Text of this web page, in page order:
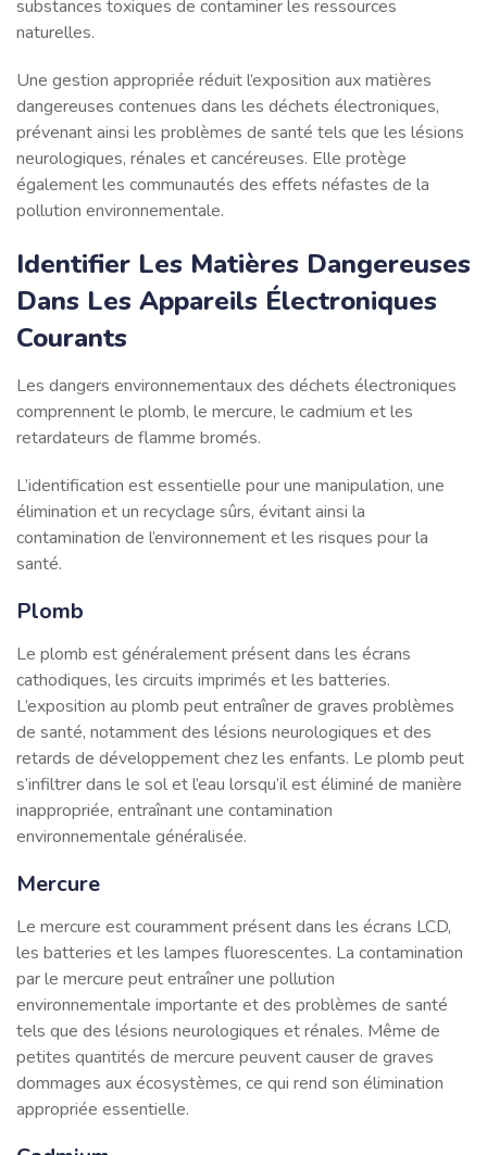
substances toxiques de contaminer les ressources
naturelles.
Une gestion appropriée réduit l’exposition aux matières
dangereuses contenues dans les déchets électroniques,
prévenant ainsi les problèmes de santé tels que les lésions
neurologiques, rénales et cancéreuses. Elle protège
également les communautés des effets néfastes de la
pollution environnementale.
Identifier Les Matières Dangereuses
Dans Les Appareils Électroniques
Courants
Les dangers environnementaux des déchets électroniques
comprennent le plomb, le mercure, le cadmium et les
retardateurs de flamme bromés.
L’identification est essentielle pour une manipulation, une
élimination et un recyclage sûrs, évitant ainsi la
contamination de l’environnement et les risques pour la
santé.
Plomb
Le plomb est généralement présent dans les écrans
cathodiques, les circuits imprimés et les batteries.
L’exposition au plomb peut entraîner de graves problèmes
de santé, notamment des lésions neurologiques et des
retards de développement chez les enfants. Le plomb peut
s’infiltrer dans le sol et l’eau lorsqu’il est éliminé de manière
inappropriée, entraînant une contamination
environnementale généralisée.
Mercure
Le mercure est couramment présent dans les écrans LCD,
les batteries et les lampes fluorescentes. La contamination
par le mercure peut entraîner une pollution
environnementale importante et des problèmes de santé
tels que des lésions neurologiques et rénales. Même de
petites quantités de mercure peuvent causer de graves
dommages aux écosystèmes, ce qui rend son élimination
appropriée essentielle.